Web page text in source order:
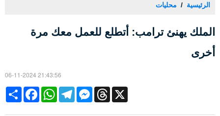
الرئيسية محليات
الملك يهنئ ترامب: أتطلع للعمل معك مرة
أخرى
06-11-2024 21:43:56
Share
FacebookWhatsAppTelegramMessengerThreads X